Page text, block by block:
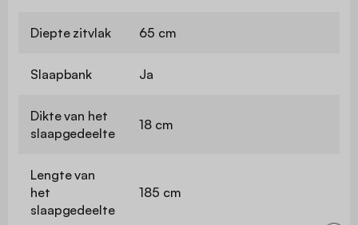
Diepte zitvlak 65 cm
Slaapbank Ja
Dikte van het
slaapgedeelte
18 cm
Lengte van
het
slaapgedeelte
185 cm